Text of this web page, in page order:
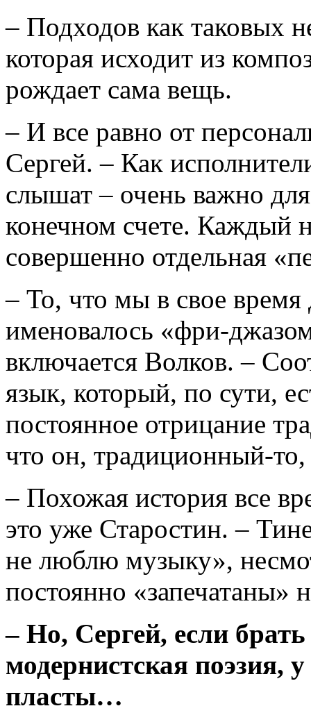
– Подходов как таковых
которая исходит из
рождает сама вещь.
– И все равно от
Сергей. – Как
слышат – очень важно
конечном счете. Каждый
совершенно отдельная
– То, что мы в свое
именовалось «фри-
включается Волков. –
язык, который, по сути,
постоянное отрицание
что он, традиционный-то,
– Похожая история все
это уже Старостин. –
не люблю музыку»,
постоянно «запечатаны»
– Но, Сергей, если
модернистская поэзия,
пласты…